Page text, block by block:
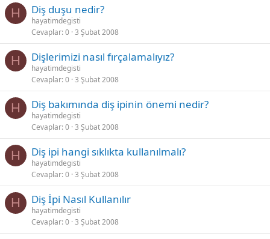
H Diş duşu nedir?
hayatimdegisti
Cevaplar 0 3 Şubat 2008
H Dişlerimizi nasıl fırçalamalıyız?
hayatimdegisti
Cevaplar 0 3 Şubat 2008
H Diş bakımında diş ipinin önemi nedir?
hayatimdegisti
Cevaplar 0 3 Şubat 2008
H Diş ipi hangi sıklıkta kullanılmalı?
hayatimdegisti
Cevaplar 0 3 Şubat 2008
H Diş İpi Nasıl Kullanılır
hayatimdegisti
Cevaplar 0 3 Şubat 2008